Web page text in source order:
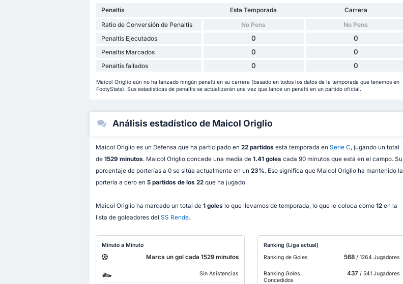
Penaltis Esta Temporada
Carrera
Ratio de Conversión de Penaltis
No Pens
No Pens
Penaltis Ejecutados
0 0
Penaltis Marcados 0 0
Penaltis fallados 0 0
Maicol Origlio aún no ha lanzado ningún penalti en su carrera (basado en todos los datos de la temporada que tenemos en
FootyStats). Sus estadísticas de penaltis se actualizarán una vez que lance un penalti en un partido oficial.
Análisis estadístico de Maicol Origlio
Maicol Origlio es un Defensa que ha participado en 22 partidos esta temporada en Serie C, jugando un total
de 1529 minutos. Maicol Origlio concede una media de 1.41 goles cada 90 minutos que está en el campo. Su
porcentaje de porterías a 0 se sitúa actualmente en un 23%. Eso significa que Maicol Origlio ha mantenido la
portería a cero en 5 partidos de los 22que ha jugado.
Maicol Origlio ha marcado un total de 1 goles lo que llevamos de temporada, lo que le coloca como 12en la
lista de goleadores del SS Rende.
Minuto a Minuto
Marca un gol cada 1529 minutos
Sin Asistencias
Ranking (Liga actual)
Ranking de Goles
568 / 1264 Jugadores
Ranking Goles
Concedidos
437 / 541 Jugadores